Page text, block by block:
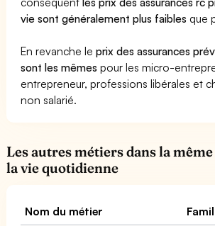
vie sont généralement plus faibles que
En revanche leprix des assurances
sont les mêmes pour les micro-
entrepreneur, professions libérales et
non salarié.
Les autres métiers dans la
la vie quotidienne
Nom du métier